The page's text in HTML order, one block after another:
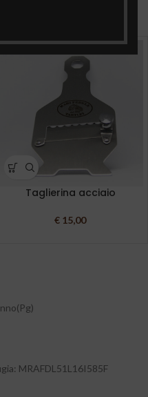
Taglierina acciaio
€ 15,00
MRAFDL51L16I585F